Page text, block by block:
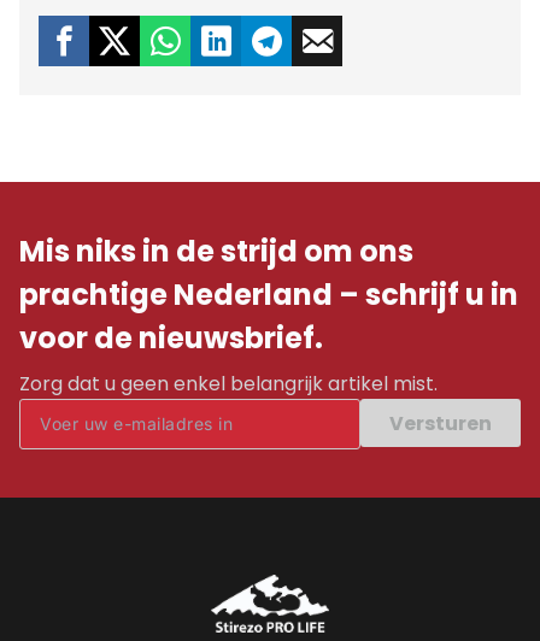
Mis niks in de strijd om ons
prachtige Nederland – schrijf u in
voor de nieuwsbrief.
Zorg dat u geen enkel belangrijk artikel mist.
Versturen